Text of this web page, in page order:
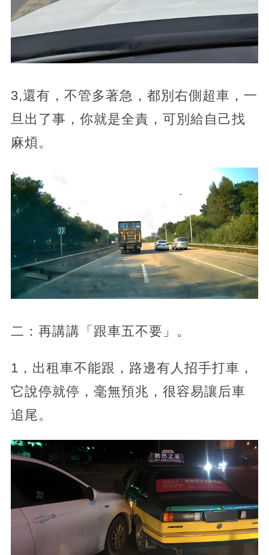
3,還有，不管多著急，都別右側超車，一
旦出了事，你就是全責，可別給自己找
麻煩。
二：再講講「跟車五不要」。
1，出租車不能跟，路邊有人招手打車，
它說停就停，毫無預兆，很容易讓后車
追尾。